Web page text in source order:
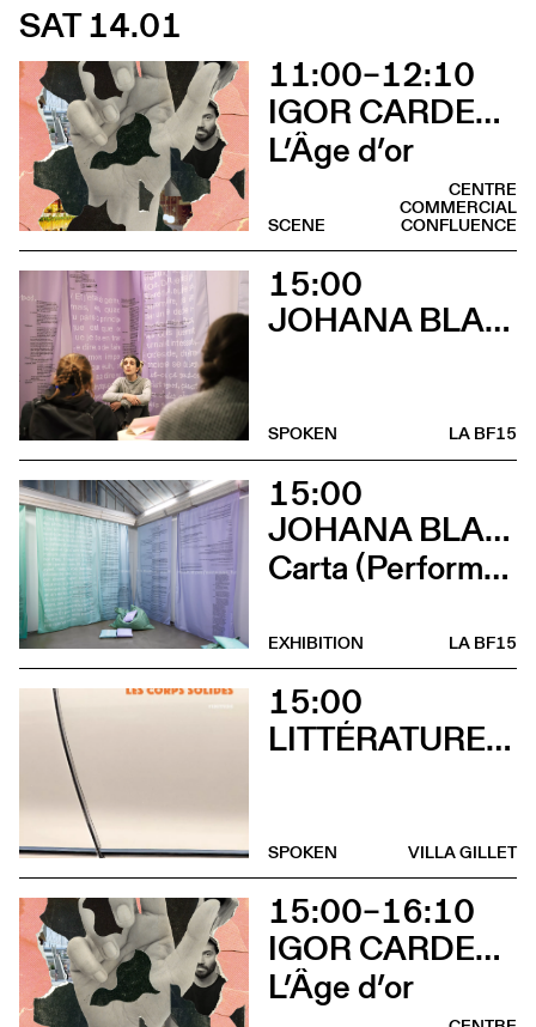
SAT 14.01
11:00–12:10
IGOR CARDELLINI & TOMAS GONZALEZ
L’Âge d’or
CENTRE
COMMERCIAL
CONFLUENCE
SCENE
15:00
JOHANA BLANC
LA BF15
SPOKEN
15:00
JOHANA BLANC ET SIMONE HOLLIGER
Carta (Performance de Johana Blanc)
LA BF15
EXHIBITION
15:00
LITTÉRATURES SUISSES
VILLA GILLET
SPOKEN
15:00–16:10
IGOR CARDELLINI & TOMAS GONZALEZ
L’Âge d’or